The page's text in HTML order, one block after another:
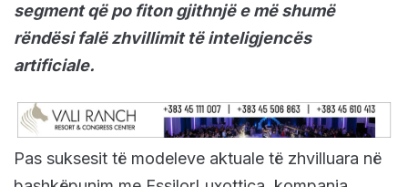
segment që po fiton gjithnjë e më shumë
rëndësi falë zhvillimit të inteligjencës
artificiale.
Pas suksesit të modeleve aktuale të zhvilluara në